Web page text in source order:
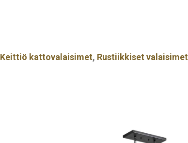
Keittiö kattovalaisimet, Rustiikkiset valaisimet